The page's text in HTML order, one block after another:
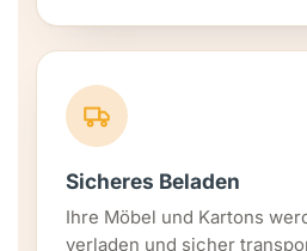
Sicheres Beladen
Ihre Möbel und Kartons
verladen und sicher